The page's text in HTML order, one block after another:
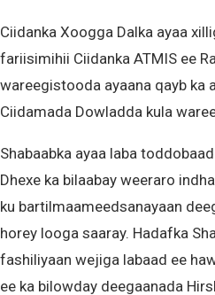
Ciidanka Xoogga Dalka ayaa
fariisimihii Ciidanka ATMIS ee
wareegistooda ayaana qayb ka
Ciidamada Dowladda kula
Shabaabka ayaa laba
Dhexe ka bilaabay weeraro
ku bartilmaameedsanayaan
horey looga saaray. Hadafka
fashiliyaan wejiga labaad ee
ee ka bilowday deegaanada